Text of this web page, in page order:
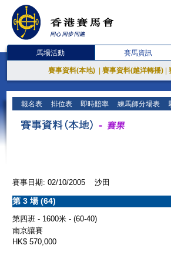
馬場活動 賽馬資訊
賽事資料(本地) 賽事資料(越洋轉播)
報名表 排位表 即時賠率 練馬師分場表
賽事日期: 02/10/2005 沙田
第 3 場 (64)
第四班 - 1600米 - (60-40)
南京讓賽
HK$ 570,000